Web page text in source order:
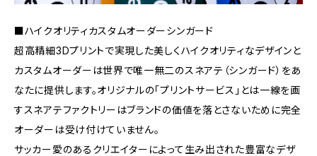
■ハイクオリティカスタムオーダーシンガード
超高精細3Dプリントで実現した美しくハイクオリティなデザインと
カスタムオーダーは世界で唯一無二のスネアテ（シンガード）をあ
なたに提供します。オリジナルの「プリントサービス」とは一線を画
すスネアテファクトリーはブランドの価値を落とさないために完全
オーダーは受け付けていません。
サッカー愛のあるクリエイターによって生み出された豊富なデザ